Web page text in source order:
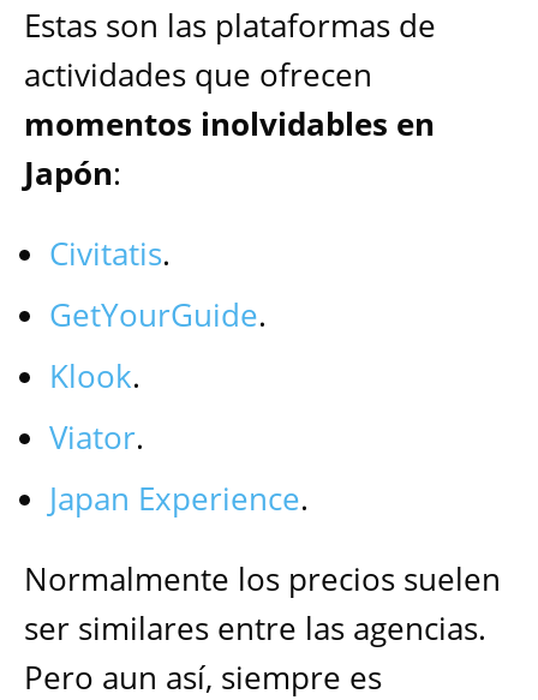
Estas son las plataformas de
actividades que ofrecen
momentos inolvidables en
Japón:
Civitatis.
GetYourGuide.
Klook.
Viator.
Japan Experience.
Normalmente los precios suelen
ser similares entre las agencias.
Pero aun así, siempre es